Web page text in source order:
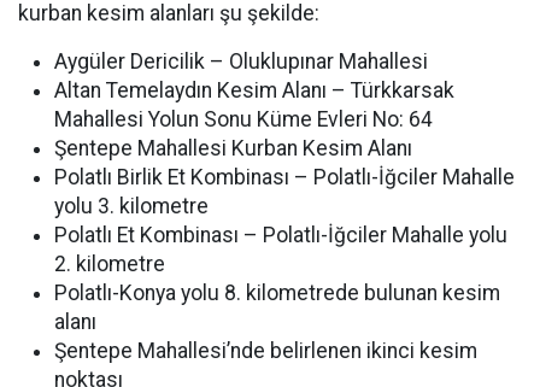
kurban kesim alanları şu şekilde:
Aygüler Dericilik – Oluklupınar Mahallesi
Altan Temelaydın Kesim Alanı – Türkkarsak
Mahallesi Yolun Sonu Küme Evleri No: 64
Şentepe Mahallesi Kurban Kesim Alanı
Polatlı Birlik Et Kombinası – Polatlı-İğciler Mahalle
yolu 3. kilometre
Polatlı Et Kombinası – Polatlı-İğciler Mahalle yolu
2. kilometre
Polatlı-Konya yolu 8. kilometrede bulunan kesim
alanı
Şentepe Mahallesi’nde belirlenen ikinci kesim
noktası